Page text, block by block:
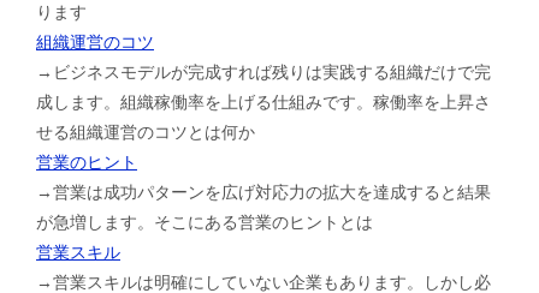
ります
組織運営のコツ
→ビジネスモデルが完成すれば残りは実践する組織だけで完
成します。組織稼働率を上げる仕組みです。稼働率を上昇さ
せる組織運営のコツとは何か
営業のヒント
→営業は成功パターンを広げ対応力の拡大を達成すると結果
が急増します。そこにある営業のヒントとは
営業スキル
→営業スキルは明確にしていない企業もあります。しかし必